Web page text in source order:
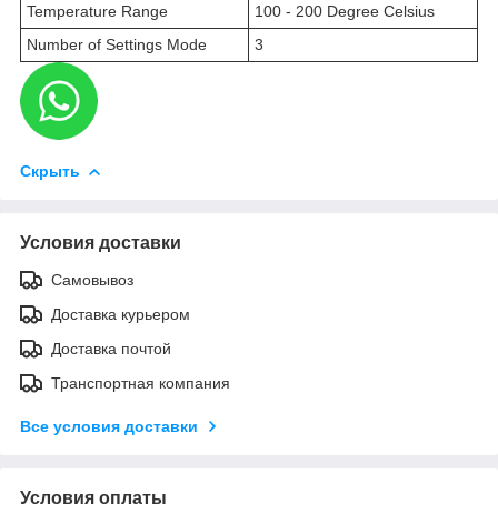
Temperature Range
100 - 200 Degree Celsius
Number of Settings Mode
3
Скрыть
Условия доставки
Самовывоз
Доставка курьером
Доставка почтой
Транспортная компания
Все условия доставки
Условия оплаты